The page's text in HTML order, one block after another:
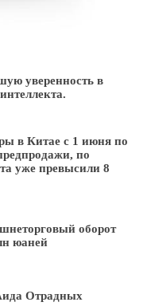
уверенность в
в Китае с 1 июня по
по
уже превысили 8
оборот
юаней
Отрадных